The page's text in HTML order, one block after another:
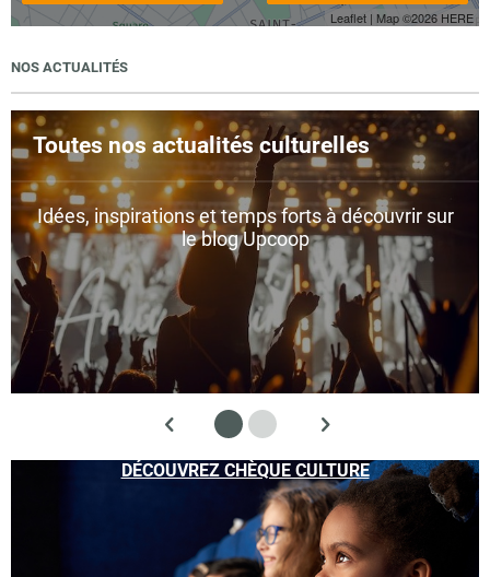
Leaflet | Map ©2026 HERE
NOS ACTUALITÉS
Toutes nos actualités culturelles
Idées, inspirations et temps forts à découvrir sur
le blog Upcoop
DÉCOUVREZ CHÈQUE CULTURE